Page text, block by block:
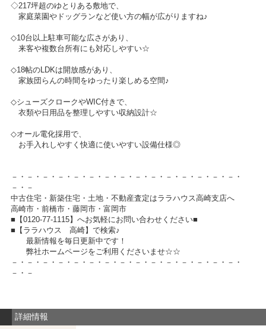
◇217坪超のゆとりある敷地で、
家庭菜園やドッグランなど使い方の幅が広がりますね♪
◇10台以上駐車可能な広さがあり、
来客や複数台所有にも対応しやすい☆
◇18帖のLDKは開放感があり、
家族団らんの時間をゆったり楽しめる空間♪
◇シューズクロークやWIC付きで、
衣類や日用品を整理しやすい収納設計☆
◇オール電化採用で、
お手入れしやすく快適に使いやすい設備仕様◎
－・－・－・－・－・－・－・－・－・－・－・－・－・－・－・
－・－
中古住宅・新築住宅・土地・不動産査定はララハウス高崎支店へ
高崎市・前橋市・藤岡市・富岡市
■【0120-77-1115】へお気軽にお問い合わせください■
■【ララハウス 高崎】で検索♪
最新情報を毎日更新中です！
弊社ホームページをご利用くださいませ☆☆
－・－・－・－・－・－・－・－・－・－・－・－・－・－・－・
－・－
詳細情報